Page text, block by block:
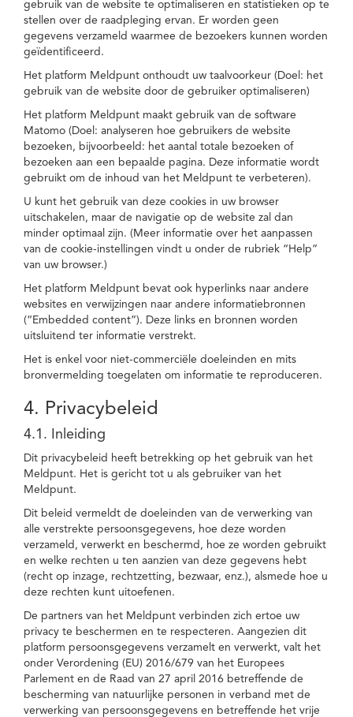
gebruik van de website te optimaliseren en statistieken op te
stellen over de raadpleging ervan. Er worden geen
gegevens verzameld waarmee de bezoekers kunnen worden
geïdentificeerd.
Het platform Meldpunt onthoudt uw taalvoorkeur (Doel: het
gebruik van de website door de gebruiker optimaliseren)
Het platform Meldpunt maakt gebruik van de software
Matomo (Doel: analyseren hoe gebruikers de website
bezoeken, bijvoorbeeld: het aantal totale bezoeken of
bezoeken aan een bepaalde pagina. Deze informatie wordt
gebruikt om de inhoud van het Meldpunt te verbeteren).
U kunt het gebruik van deze cookies in uw browser
uitschakelen, maar de navigatie op de website zal dan
minder optimaal zijn. (Meer informatie over het aanpassen
van de cookie-instellingen vindt u onder de rubriek “Help”
van uw browser.)
Het platform Meldpunt bevat ook hyperlinks naar andere
websites en verwijzingen naar andere informatiebronnen
(“Embedded content”). Deze links en bronnen worden
uitsluitend ter informatie verstrekt.
Het is enkel voor niet-commerciële doeleinden en mits
bronvermelding toegelaten om informatie te reproduceren.
4. Privacybeleid
4.1. Inleiding
Dit privacybeleid heeft betrekking op het gebruik van het
Meldpunt. Het is gericht tot u als gebruiker van het
Meldpunt.
Dit beleid vermeldt de doeleinden van de verwerking van
alle verstrekte persoonsgegevens, hoe deze worden
verzameld, verwerkt en beschermd, hoe ze worden gebruikt
en welke rechten u ten aanzien van deze gegevens hebt
(recht op inzage, rechtzetting, bezwaar, enz.), alsmede hoe u
deze rechten kunt uitoefenen.
De partners van het Meldpunt verbinden zich ertoe uw
privacy te beschermen en te respecteren. Aangezien dit
platform persoonsgegevens verzamelt en verwerkt, valt het
onder Verordening (EU) 2016/679 van het Europees
Parlement en de Raad van 27 april 2016 betreffende de
bescherming van natuurlijke personen in verband met de
verwerking van persoonsgegevens en betreffende het vrije